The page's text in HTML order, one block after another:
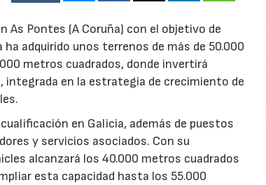
As Pontes (A Coruña) con el objetivo de
adquirido unos terrenos de más de 50.000
metros cuadrados, donde invertirá
integrada en la estrategia de crecimiento de
en Galicia, además de puestos
y servicios asociados. Con su
alcanzará los 40.000 metros cuadrados
esta capacidad hasta los 55.000